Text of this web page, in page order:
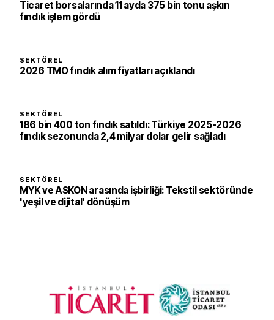
Ticaret borsalarında 11 ayda 375 bin tonu aşkın
fındık işlem gördü
SEKTÖREL
2026 TMO fındık alım fiyatları açıklandı
SEKTÖREL
186 bin 400 ton fındık satıldı: Türkiye 2025-2026
fındık sezonunda 2,4 milyar dolar gelir sağladı
SEKTÖREL
MYK ve ASKON arasında işbirliği: Tekstil sektöründe
'yeşil ve dijital' dönüşüm